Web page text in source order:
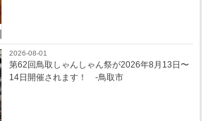
2026-08-01
第62回鳥取しゃんしゃん祭が2026年8月13日〜
14日開催されます！ -鳥取市